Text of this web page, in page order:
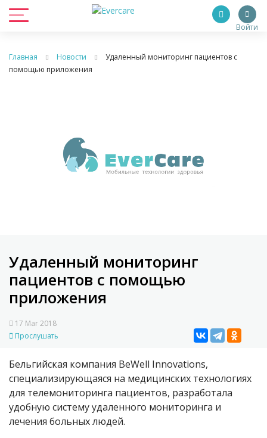
Войти
Главная Новости
Удаленный мониторинг пациентов с
помощью приложения
Удаленный мониторинг
пациентов с помощью
приложения
17 Mar 2018
Прослушать
Бельгийская компания BeWell Innovations,
специализирующаяся на медицинских технологиях
для телемониторинга пациентов, разработала
удобную систему удаленного мониторинга и
лечения больных людей.